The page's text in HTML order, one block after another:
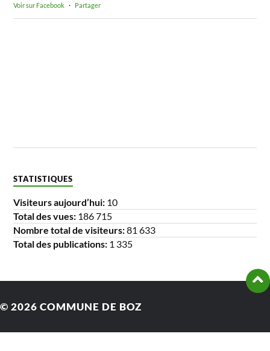
Voir sur Facebook · Partager
STATISTIQUES
Visiteurs aujourd’hui: 10
Total des vues: 186 715
Nombre total de visiteurs:81 633
Total des publications: 1 335
© 2026 COMMUNE DE BOZ